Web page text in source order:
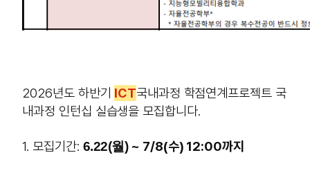
2026년도 하반기 ICT국내과정 학점연계프로젝트 국
내과정 인턴십 실습생을 모집합니다.
1. 모집기간: 6.22(월)~ 7/8(수) 12:00까지